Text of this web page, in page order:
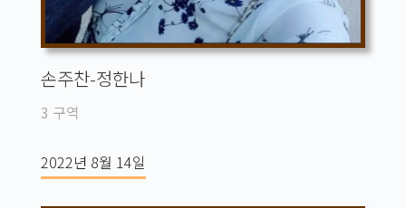
손주찬-정한나
3 구역
2022년 8월 14일